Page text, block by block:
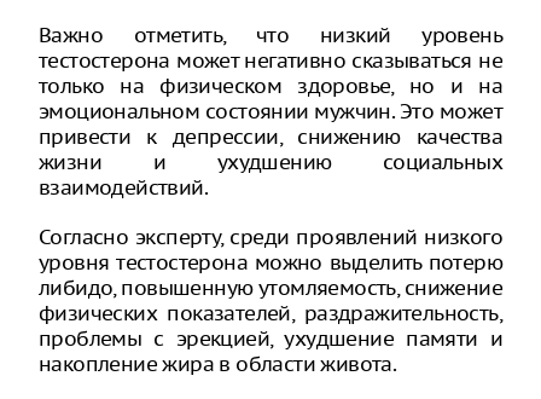
Важно отметить, что низкий уровень
тестостерона может негативно сказываться не
только на физическом здоровье, но и на
эмоциональном состоянии мужчин. Это может
привести к депрессии, снижению качества
жизни и ухудшению социальных
взаимодействий.
Согласно эксперту, среди проявлений низкого
уровня тестостерона можно выделить потерю
либидо, повышенную утомляемость, снижение
физических показателей, раздражительность,
проблемы с эрекцией, ухудшение памяти и
накопление жира в области живота.